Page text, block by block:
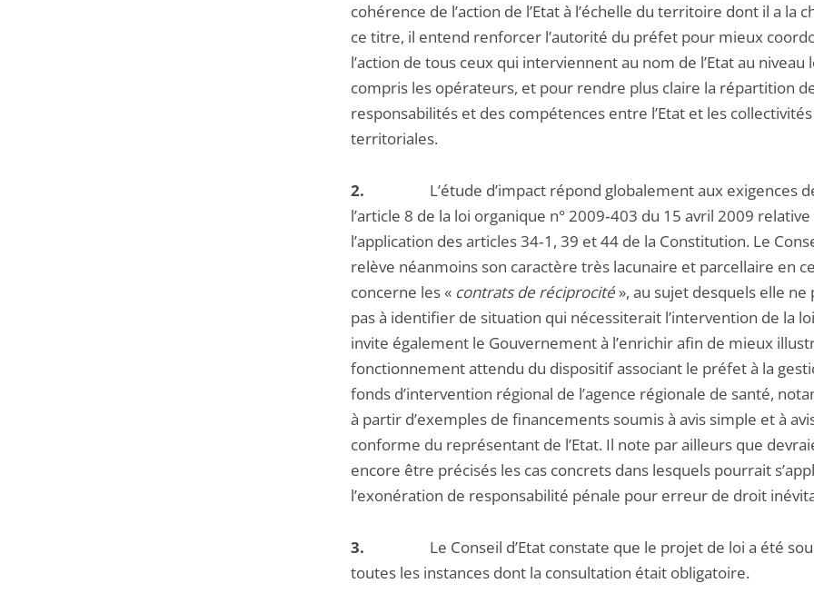
cohérence de l’action de l’Etat à l’échelle du territoire dont il a la
ce titre, il entend renforcer l’autorité du préfet pour mieux
l’action de tous ceux qui interviennent au nom de l’Etat au niveau
compris les opérateurs, et pour rendre plus claire la répartition
responsabilités et des compétences entre l’Etat et les collectivités
territoriales.
2. L’étude d’impact répond globalement aux exigences
l’article 8 de la loi organique n° 2009‑403 du 15 avril 2009 relative
l’application des articles 34‑1, 39 et 44 de la Constitution. Le
relève néanmoins son caractère très lacunaire et parcellaire en
concerne les « contrats de réciprocité», au sujet desquels elle ne
pas à identifier de situation qui nécessiterait l’intervention de la
invite également le Gouvernement à l’enrichir afin de mieux
fonctionnement attendu du dispositif associant le préfet à la
fonds d’intervention régional de l’agence régionale de santé,
à partir d’exemples de financements soumis à avis simple et à
conforme du représentant de l’Etat. Il note par ailleurs que
encore être précisés les cas concrets dans lesquels pourrait
l’exonération de responsabilité pénale pour erreur de droit
3. Le Conseil d’Etat constate que le projet de loi a été
toutes les instances dont la consultation était obligatoire.